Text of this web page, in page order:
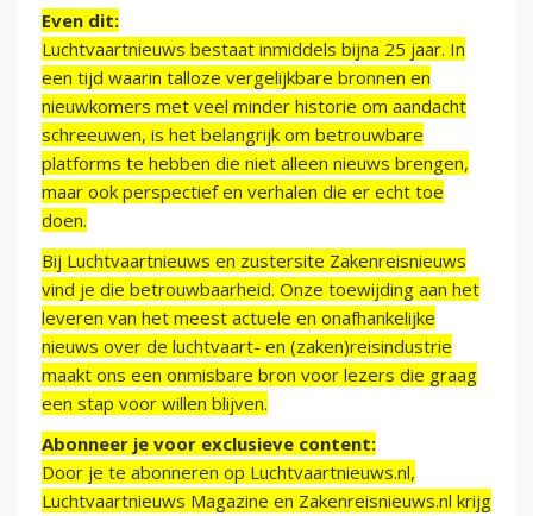
Even dit:
Luchtvaartnieuws bestaat inmiddels bijna 25 jaar. In
een tijd waarin talloze vergelijkbare bronnen en
nieuwkomers met veel minder historie om aandacht
schreeuwen, is het belangrijk om betrouwbare
platforms te hebben die niet alleen nieuws brengen,
maar ook perspectief en verhalen die er echt toe
doen.
Bij Luchtvaartnieuws en zustersite Zakenreisnieuws
vind je die betrouwbaarheid. Onze toewijding aan het
leveren van het meest actuele en onafhankelijke
nieuws over de luchtvaart- en (zaken)reisindustrie
maakt ons een onmisbare bron voor lezers die graag
een stap voor willen blijven.
Abonneer je voor exclusieve content:
Door je te abonneren op Luchtvaartnieuws.nl,
Luchtvaartnieuws Magazine en Zakenreisnieuws.nl krijg